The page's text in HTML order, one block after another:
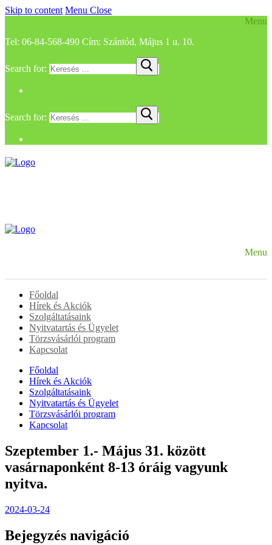
Skip to content Menu Close
Menu
Tel: 06-84-568-490 Cím: Szántód, Május 1 u. 10.
Search for:
Search for:
Menu
Főoldal
Hírek és Akciók
Szolgáltatásaink
Nyitvatartás és Ügyelet
Törzsvásárlói program
Kapcsolat
Főoldal
Hírek és Akciók
Szolgáltatásaink
Nyitvatartás és Ügyelet
Törzsvásárlói program
Kapcsolat
Szeptember 1.- Május 31. között
vasárnaponként 8-13 óráig vagyunk
nyitva.
2024-03-24
Bejegyzés navigáció